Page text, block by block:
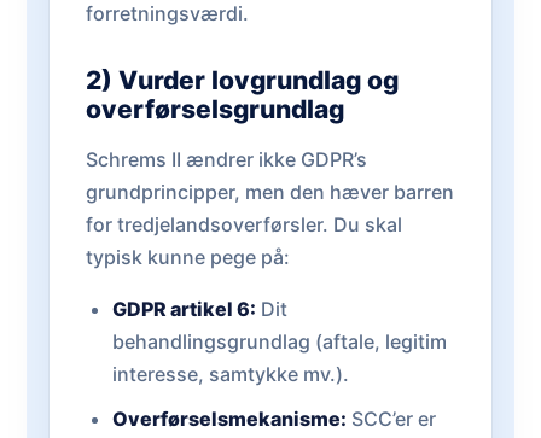
forretningsværdi.
2) Vurder lovgrundlag og
overførselsgrundlag
Schrems II ændrer ikke GDPR’s
grundprincipper, men den hæver barren
for tredjelandsoverførsler. Du skal
typisk kunne pege på:
GDPR artikel 6: Dit
behandlingsgrundlag (aftale, legitim
interesse, samtykke mv.).
Overførselsmekanisme: SCC’er er